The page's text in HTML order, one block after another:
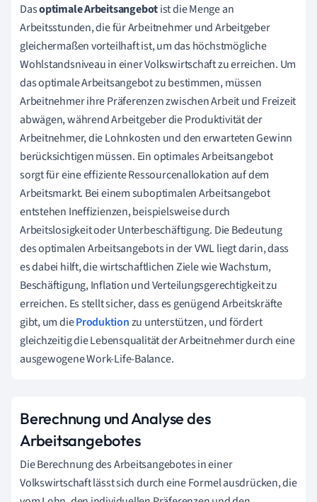
Dasoptimale Arbeitsangebotist die Menge an
Arbeitsstunden, die für Arbeitnehmer und Arbeitgeber
gleichermaßen vorteilhaft ist, um das höchstmögliche
Wohlstandsniveau in einer Volkswirtschaft zu erreichen. Um
das optimale Arbeitsangebot zu bestimmen, müssen
Arbeitnehmer ihre Präferenzen zwischen Arbeit und Freizeit
abwägen, während Arbeitgeber die Produktivität der
Arbeitnehmer, die Lohnkosten und den erwarteten Gewinn
berücksichtigen müssen. Ein optimales Arbeitsangebot
sorgt für eine effiziente Ressourcenallokation auf dem
Arbeitsmarkt. Bei einem suboptimalen Arbeitsangebot
entstehen Ineffizienzen, beispielsweise durch
Arbeitslosigkeit oder Unterbeschäftigung. Die Bedeutung
des optimalen Arbeitsangebots in der VWL liegt darin, dass
es dabei hilft, die wirtschaftlichen Ziele wie Wachstum,
Beschäftigung, Inflation und Verteilungsgerechtigkeit zu
erreichen. Es stellt sicher, dass es genügend Arbeitskräfte
gibt, um dieProduktionzu unterstützen, und fördert
gleichzeitig die Lebensqualität der Arbeitnehmer durch eine
ausgewogene Work-Life-Balance.
Berechnung und Analyse des
Arbeitsangebotes
Die Berechnung des Arbeitsangebotes in einer
Volkswirtschaft lässt sich durch eine Formel ausdrücken, die